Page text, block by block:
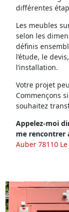
différentes
Les meubles
selon les
définis
l’étude, le
l’installation.
Votre projet
Commençons
souhaitez
Appelez-moi
me rencontrer
Auber 78110